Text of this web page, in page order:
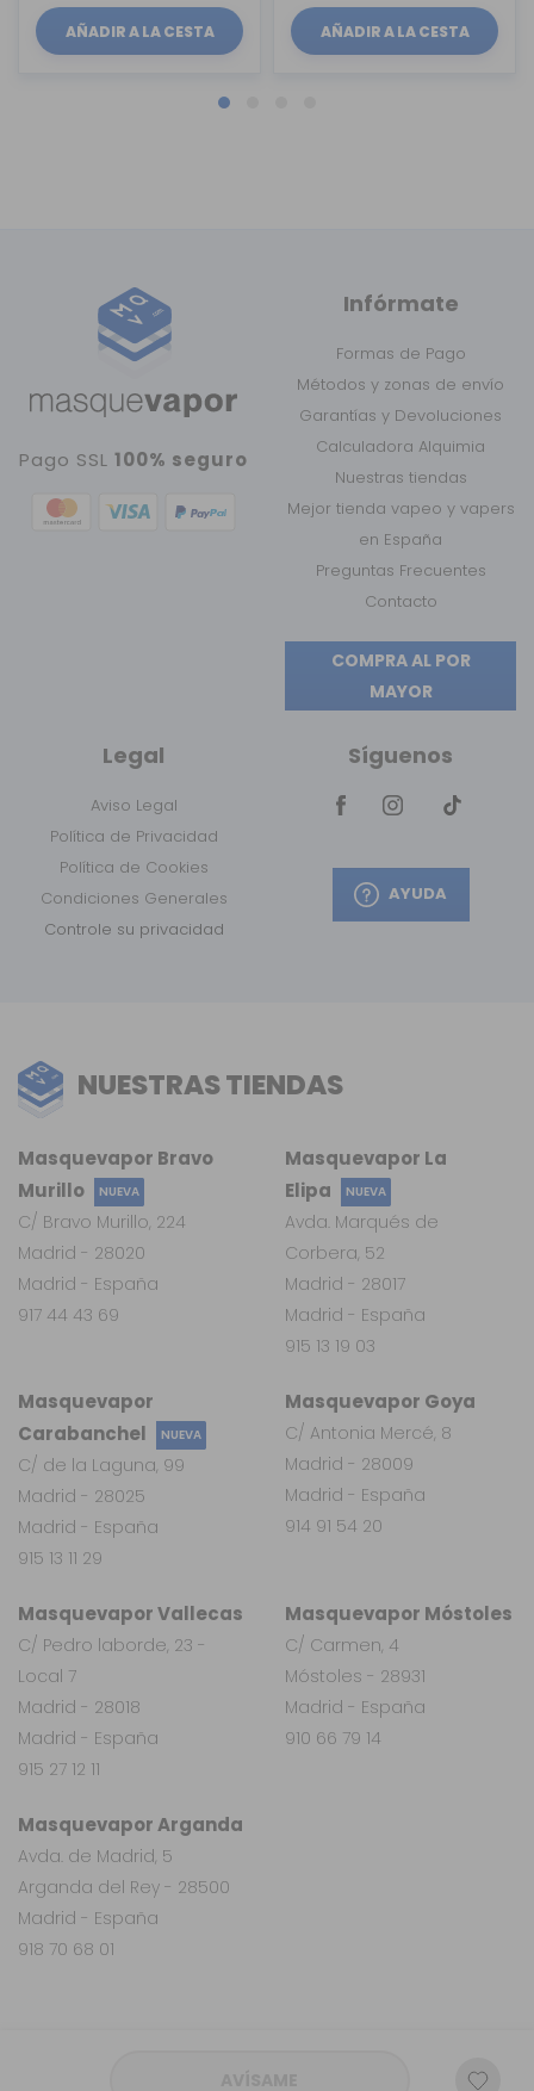
AÑADIR A LA CESTA AÑADIR A LA CESTA
Pago SSL100% seguro
Infórmate
Formas de Pago
Métodos y zonas de envío
Garantías y Devoluciones
Calculadora Alquimia
Nuestras tiendas
Mejor tienda vapeo y vapers
en España
Preguntas Frecuentes
Contacto
COMPRA AL POR
MAYOR
Legal
Aviso Legal
Política de Privacidad
Política de Cookies
Condiciones Generales
Controle su privacidad
Síguenos
AYUDA
NUESTRAS TIENDAS
Masquevapor Arganda
Avda. de Madrid, 5
Arganda del Rey - 28500
Madrid - España
918 70 68 01
Masquevapor
Carabanchel
NUEVA
C/ de la Laguna, 99
Madrid - 28025
Madrid - España
915 13 11 29
Masquevapor Vallecas
C/ Pedro laborde, 23 -
Local 7
Madrid - 28018
Madrid - España
915 27 12 11
Masquevapor Móstoles
C/ Carmen, 4
Móstoles - 28931
Madrid - España
910 66 79 14
Masquevapor Goya
C/ Antonia Mercé, 8
Madrid - 28009
Madrid - España
914 91 54 20
Masquevapor La
Elipa
NUEVA
Avda. Marqués de
Corbera, 52
Madrid - 28017
Madrid - España
915 13 19 03
Masquevapor Bravo
Murillo
NUEVA
C/ Bravo Murillo, 224
Madrid - 28020
Madrid - España
917 44 43 69